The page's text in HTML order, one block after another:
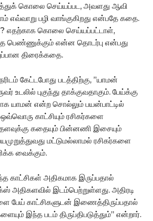
கொலை செய்யப்பட, அவளது ஆவி
பழி வாங்குகிறது என்பதே கதை.
எதற்காக கொலை செய்யப்பட்டாள்,
பெண்ணுக்கும் என்ன தொடர்பு என்பது
திரைக்கதை.
கேட்டபோது படத்திற்கு, ”யாமன்
உடலில் புகுந்து தாக்குவதாகும். பேய்க்கு
யாமன் என்ற சொல்லும் பயன்பாட்டில்
காட்சியும் ரசிகர்களை
கதையும் பின்னணி இசையும்
மட்டுமல்லாமல் ரசிகர்களை
வைக்கும்.
காட்சிகள் அதிகமாக இருப்பதால்
அதிகளவில் இடம்பெற்றுள்ளது. அதிரடி
பேய் காட்சிகளுடன் இணைத்திருப்பதால்
இந்த படம் திருப்திபடுத்தும்” என்றார்.